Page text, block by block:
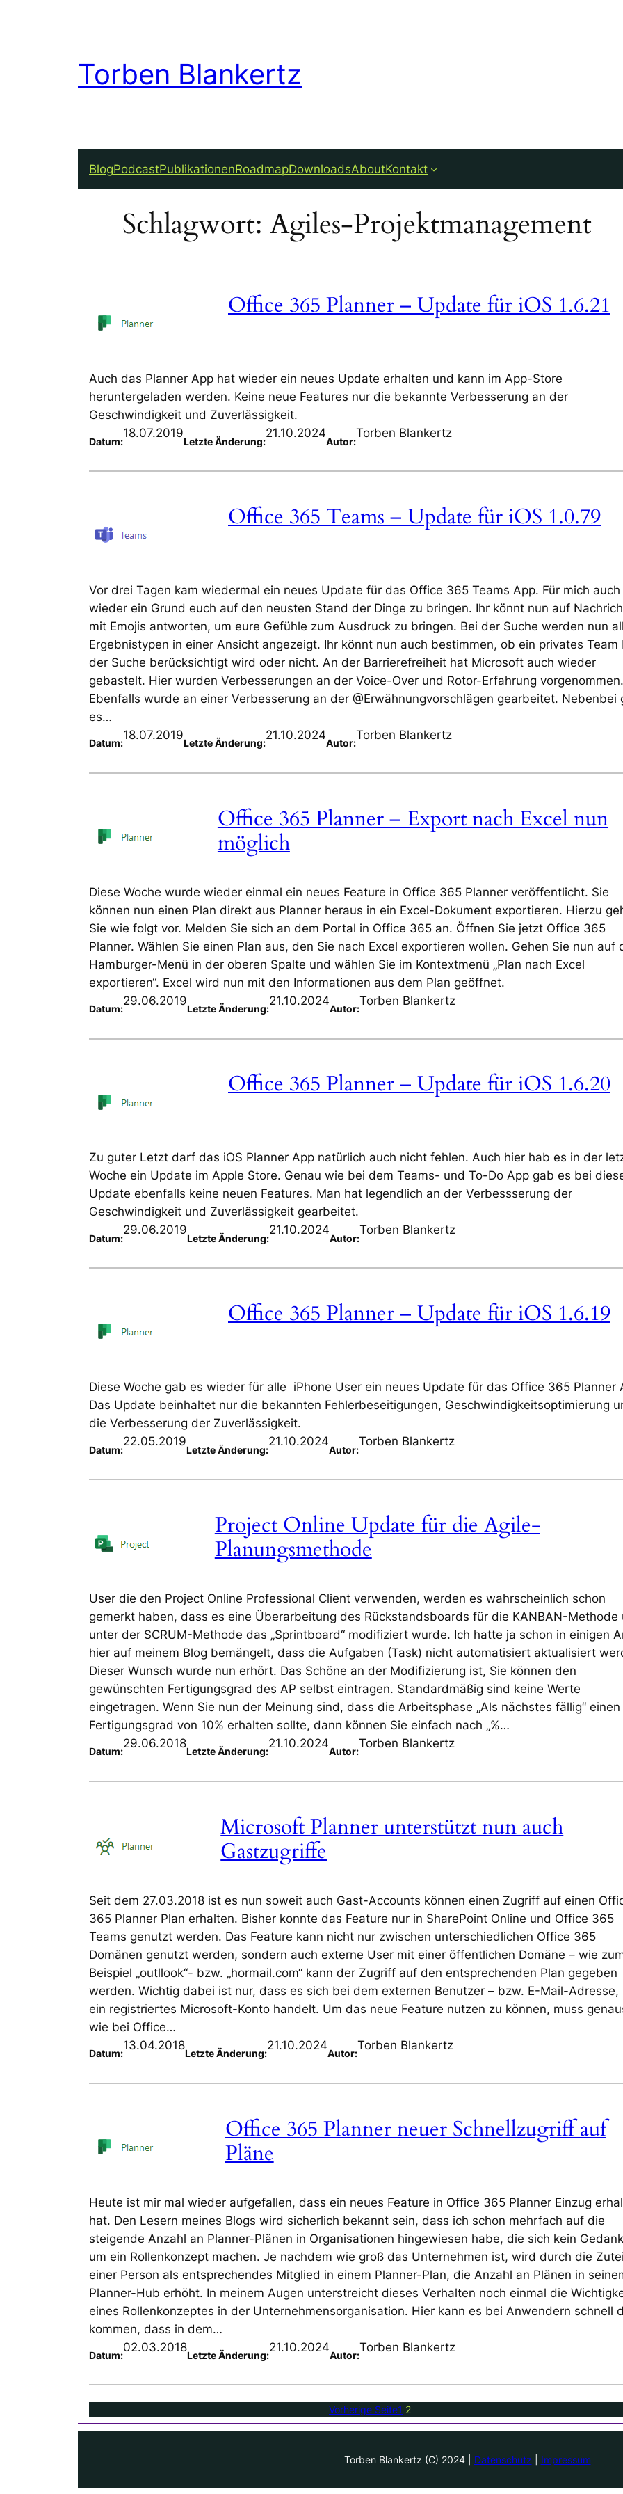
Torben Blankertz
BlogPodcastPublikationenRoadmapDownloadsAboutKontakt
Schlagwort: Agiles-Projektmanagement
Office 365 Planner – Update für iOS 1.6.21
Auch das Planner App hat wieder ein neues Update erhalten und kann im App-Store
heruntergeladen werden. Keine neue Features nur die bekannte Verbesserung an der
Geschwindigkeit und Zuverlässigkeit.
Datum:
18.07.2019
Letzte Änderung:
21.10.2024
Autor:
Torben Blankertz
Office 365 Teams – Update für iOS 1.0.79
Vor drei Tagen kam wiedermal ein neues Update für das Office 365 Teams App. Für mich auch
wieder ein Grund euch auf den neusten Stand der Dinge zu bringen. Ihr könnt nun auf
mit Emojis antworten, um eure Gefühle zum Ausdruck zu bringen. Bei der Suche werden nun
Ergebnistypen in einer Ansicht angezeigt. Ihr könnt nun auch bestimmen, ob ein privates Team
der Suche berücksichtigt wird oder nicht. An der Barrierefreiheit hat Microsoft auch wieder
gebastelt. Hier wurden Verbesserungen an der Voice-Over und Rotor-Erfahrung vorgenommen.
Ebenfalls wurde an einer Verbesserung an der @Erwähnungvorschlägen gearbeitet. Nebenbei
es…
Datum:
18.07.2019
Letzte Änderung:
21.10.2024
Autor:
Torben Blankertz
Office 365 Planner – Export nach Excel nun
möglich
Diese Woche wurde wieder einmal ein neues Feature in Office 365 Planner veröffentlicht. Sie
können nun einen Plan direkt aus Planner heraus in ein Excel-Dokument exportieren. Hierzu
Sie wie folgt vor. Melden Sie sich an dem Portal in Office 365 an. Öffnen Sie jetzt Office 365
Planner. Wählen Sie einen Plan aus, den Sie nach Excel exportieren wollen. Gehen Sie nun auf
Hamburger-Menü in der oberen Spalte und wählen Sie im Kontextmenü „Plan nach Excel
exportieren“. Excel wird nun mit den Informationen aus dem Plan geöffnet.
Datum:
29.06.2019
Letzte Änderung:
21.10.2024
Autor:
Torben Blankertz
Office 365 Planner – Update für iOS 1.6.20
Zu guter Letzt darf das iOS Planner App natürlich auch nicht fehlen. Auch hier hab es in der
Woche ein Update im Apple Store. Genau wie bei dem Teams- und To-Do App gab es bei
Update ebenfalls keine neuen Features. Man hat legendlich an der Verbessserung der
Geschwindigkeit und Zuverlässigkeit gearbeitet.
Datum:
29.06.2019
Letzte Änderung:
21.10.2024
Autor:
Torben Blankertz
Office 365 Planner – Update für iOS 1.6.19
Diese Woche gab es wieder für alle iPhone User ein neues Update für das Office 365 Planner
Das Update beinhaltet nur die bekannten Fehlerbeseitigungen, Geschwindigkeitsoptimierung
die Verbesserung der Zuverlässigkeit.
Datum:
22.05.2019
Letzte Änderung:
21.10.2024
Autor:
Torben Blankertz
Project Online Update für die Agile-
Planungsmethode
User die den Project Online Professional Client verwenden, werden es wahrscheinlich schon
gemerkt haben, dass es eine Überarbeitung des Rückstandsboards für die KANBAN-Methode
unter der SCRUM-Methode das „Sprintboard“ modifiziert wurde. Ich hatte ja schon in einigen
hier auf meinem Blog bemängelt, dass die Aufgaben (Task) nicht automatisiert aktualisiert
Dieser Wunsch wurde nun erhört. Das Schöne an der Modifizierung ist, Sie können den
gewünschten Fertigungsgrad des AP selbst eintragen. Standardmäßig sind keine Werte
eingetragen. Wenn Sie nun der Meinung sind, dass die Arbeitsphase „Als nächstes fällig“ einen
Fertigungsgrad von 10% erhalten sollte, dann können Sie einfach nach „%…
Datum:
29.06.2018
Letzte Änderung:
21.10.2024
Autor:
Torben Blankertz
Microsoft Planner unterstützt nun auch
Gastzugriffe
Seit dem 27.03.2018 ist es nun soweit auch Gast-Accounts können einen Zugriff auf einen
365 Planner Plan erhalten. Bisher konnte das Feature nur in SharePoint Online und Office 365
Teams genutzt werden. Das Feature kann nicht nur zwischen unterschiedlichen Office 365
Domänen genutzt werden, sondern auch externe User mit einer öffentlichen Domäne – wie
Beispiel „outllook“- bzw. „hormail.com“ kann der Zugriff auf den entsprechenden Plan gegeben
werden. Wichtig dabei ist nur, dass es sich bei dem externen Benutzer – bzw. E-Mail-Adresse,
ein registriertes Microsoft-Konto handelt. Um das neue Feature nutzen zu können, muss
wie bei Office…
Datum:
13.04.2018
Letzte Änderung:
21.10.2024
Autor:
Torben Blankertz
Office 365 Planner neuer Schnellzugriff auf
Pläne
Heute ist mir mal wieder aufgefallen, dass ein neues Feature in Office 365 Planner Einzug
hat. Den Lesern meines Blogs wird sicherlich bekannt sein, dass ich schon mehrfach auf die
steigende Anzahl an Planner-Plänen in Organisationen hingewiesen habe, die sich kein
um ein Rollenkonzept machen. Je nachdem wie groß das Unternehmen ist, wird durch die
einer Person als entsprechendes Mitglied in einem Planner-Plan, die Anzahl an Plänen in
Planner-Hub erhöht. In meinem Augen unterstreicht dieses Verhalten noch einmal die
eines Rollenkonzeptes in der Unternehmensorganisation. Hier kann es bei Anwendern schnell
kommen, dass in dem…
Datum:
02.03.2018
Letzte Änderung:
21.10.2024
Autor:
Torben Blankertz
Vorherige Seite1 2
Torben Blankertz (C) 2024 | Datenschutz Impressum